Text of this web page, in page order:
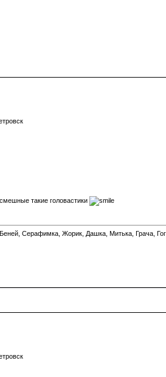
смешные такие головастики
Серафимка, Жорик, Дашка, Митька, Грача,